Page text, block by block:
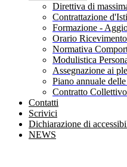
Direttiva di
Contrattazione
Formazione -
Orario
Normativa
Modulistica
Assegnazione ai
Piano annuale
Contratto
Contatti
Scrivici
Dichiarazione di
NEWS